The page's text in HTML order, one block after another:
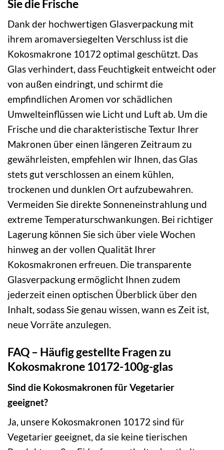
Sie die Frische
Dank der hochwertigen Glasverpackung mit
ihrem aromaversiegelten Verschluss ist die
Kokosmakrone 10172 optimal geschützt. Das
Glas verhindert, dass Feuchtigkeit entweicht oder
von außen eindringt, und schirmt die
empfindlichen Aromen vor schädlichen
Umwelteinflüssen wie Licht und Luft ab. Um die
Frische und die charakteristische Textur Ihrer
Makronen über einen längeren Zeitraum zu
gewährleisten, empfehlen wir Ihnen, das Glas
stets gut verschlossen an einem kühlen,
trockenen und dunklen Ort aufzubewahren.
Vermeiden Sie direkte Sonneneinstrahlung und
extreme Temperaturschwankungen. Bei richtiger
Lagerung können Sie sich über viele Wochen
hinweg an der vollen Qualität Ihrer
Kokosmakronen erfreuen. Die transparente
Glasverpackung ermöglicht Ihnen zudem
jederzeit einen optischen Überblick über den
Inhalt, sodass Sie genau wissen, wann es Zeit ist,
neue Vorräte anzulegen.
FAQ – Häufig gestellte Fragen zu
Kokosmakrone 10172-100g-glas
Sind die Kokosmakronen für Vegetarier
geeignet?
Ja, unsere Kokosmakronen 10172 sind für
Vegetarier geeignet, da sie keine tierischen